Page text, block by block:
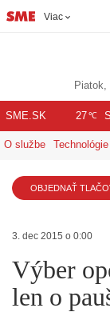
Viac
Piatok,
SME.SK 27℃
O službe Technológie
OBJEDNAŤ
3. dec 2015 o 0:00
Výber
len o